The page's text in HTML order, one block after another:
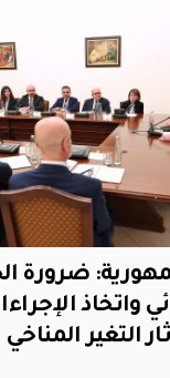
ضرورة
واتخاذ
التغير المناخي